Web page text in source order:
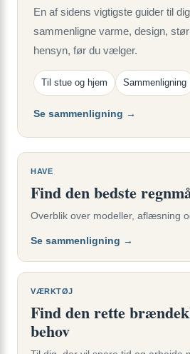
En af sidens vigtigste guider til
sammenligne varme, design,
hensyn, før du vælger.
Til stue og hjem Sammenligning
Se sammenligning →
HAVE
Find den bedste
Overblik over modeller, aflæsning
Se sammenligning →
VÆRKTØJ
Find den rette
behov